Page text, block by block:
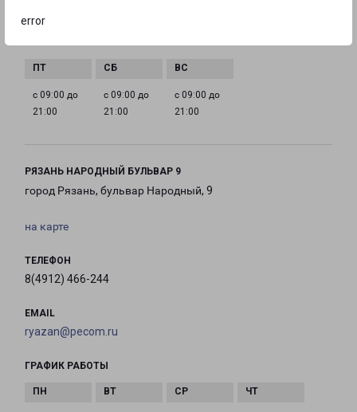
errorс 09:00 до
с 09:00 до
21:00
с 09:00 до
21:00
с 09:00 до
21:00
РЯЗАНЬ НАРОДНЫЙ БУЛЬВАР 9
город Рязань, бульвар Народный, 9
на карте
ТЕЛЕФОН
8(4912) 466-244
EMAIL
ryazan@pecom.ru
ГРАФИК РАБОТЫ